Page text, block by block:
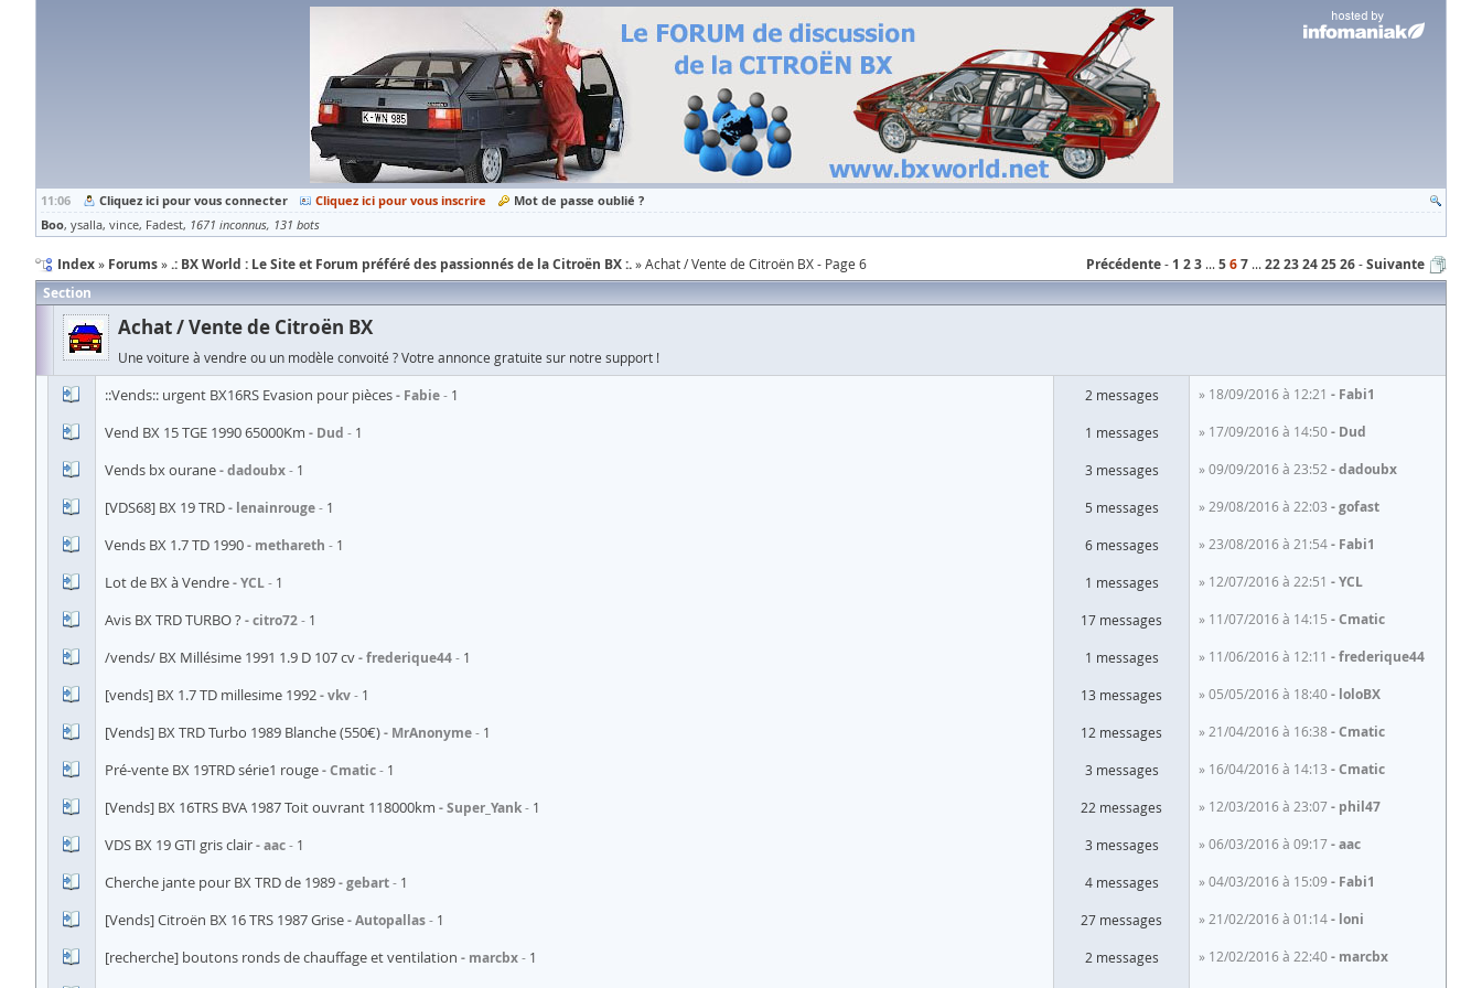
11:06 Cliquez ici pour vous connecter Cliquez ici pour vous inscrire
Mot de passe oublié ?
Boo ysalla vince Fadest 1671 inconnus 131 bots
Index Forums .: BX World : Le Site et Forum préféré des passionnés de la Citroën BX :. Achat / Vente de Citroën BX - Page 6 Précédente 1 23 ...567 ...2223242526 Suivante
Section
Achat / Vente de Citroën BX
Une voiture à vendre ou un modèle convoité ? Votre annonce gratuite sur notre support !
::Vends:: urgent BX16RS Evasion pour pièces Fabie 1 2 messages » 18/09/2016 à 12:21 Fabi1
Vend BX 15 TGE 1990 65000Km Dud 1 1 messages » 17/09/2016 à 14:50 Dud
Vends bx ourane dadoubx 1 3 messages » 09/09/2016 à 23:52 dadoubx
[VDS68] BX 19 TRD lenainrouge 1 5 messages » 29/08/2016 à 22:03 gofast
Vends BX 1.7 TD 1990 methareth 1 6 messages » 23/08/2016 à 21:54 Fabi1
Lot de BX à Vendre YCL 1 1 messages » 12/07/2016 à 22:51 YCL
Avis BX TRD TURBO ? citro72 1 17 messages » 11/07/2016 à 14:15 Cmatic
/vends/ BX Millésime 1991 1.9 D 107 cv frederique44 1 1 messages » 11/06/2016 à 12:11 frederique44
[vends] BX 1.7 TD millesime 1992 vkv 1 13 messages » 05/05/2016 à 18:40 loloBX
[Vends] BX TRD Turbo 1989 Blanche (550€) MrAnonyme 1 12 messages » 21/04/2016 à 16:38 Cmatic
Pré-vente BX 19TRD série1 rouge Cmatic 1 3 messages » 16/04/2016 à 14:13 Cmatic
[Vends] BX 16TRS BVA 1987 Toit ouvrant 118000km Super_Yank 1 22 messages » 12/03/2016 à 23:07 phil47
VDS BX 19 GTI gris clair aac 1 3 messages » 06/03/2016 à 09:17 aac
Cherche jante pour BX TRD de 1989 gebart 1 4 messages » 04/03/2016 à 15:09 Fabi1
[Vends] Citroën BX 16 TRS 1987 Grise Autopallas 1 27 messages » 21/02/2016 à 01:14 loni
[recherche] boutons ronds de chauffage et ventilation marcbx 1 2 messages » 12/02/2016 à 22:40 marcbx